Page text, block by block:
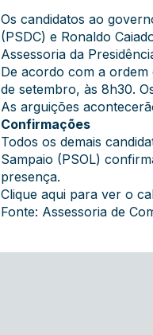
Os candidatos ao
(PSDC) e Ronaldo
Assessoria da
De acordo com a ordem
de setembro, às 8h30.
As arguições
Confirmações
Todos os demais
Sampaio (PSOL)
presença.
Clique aqui para ver o
Fonte: Assessoria de